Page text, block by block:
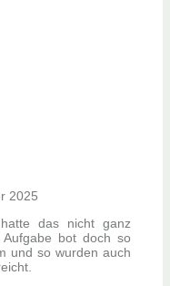
2025
das nicht ganz
bot doch so
und so wurden auch